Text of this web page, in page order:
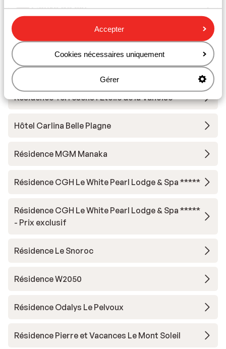
Accepter
Cookies nécessaires uniquement
Gérer
Cours de ski
Matériel de ski
Autres hébergements - La Plagne
Résidence Terresens l'Etoile de la Vanoise
Hôtel Carlina Belle Plagne
Résidence MGM Manaka
Résidence CGH Le White Pearl Lodge & Spa *****
Résidence CGH Le White Pearl Lodge & Spa *****
- Prix exclusif
Résidence Le Snoroc
Résidence W2050
Résidence Odalys Le Pelvoux
Résidence Pierre et Vacances Le Mont Soleil